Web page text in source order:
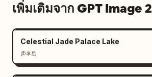
เพิ่มเติมจาก GPT Image 2
Celestial Jade Palace Lake
@李岳